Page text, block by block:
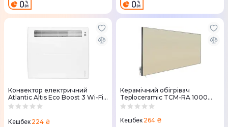
Конвектор електричний
Atlantic Altis Eco Boost 3 Wi-Fi
CHG-BD1/Wi-Fi 1000W
Кешбек 224 ₴
Керамічний обігрівач
Teploceramic TCM-RA 1000
(беж.)
Кешбек 264 ₴